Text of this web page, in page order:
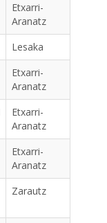
Etxarri-
Aranatz
Lesaka
Etxarri-
Aranatz
Etxarri-
Aranatz
Etxarri-
Aranatz
Zarautz